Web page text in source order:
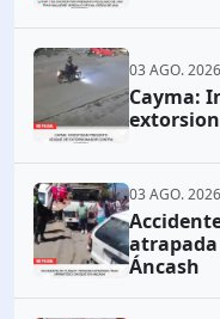
03 AGO.
Cayma:
03 AGO.
Áncash